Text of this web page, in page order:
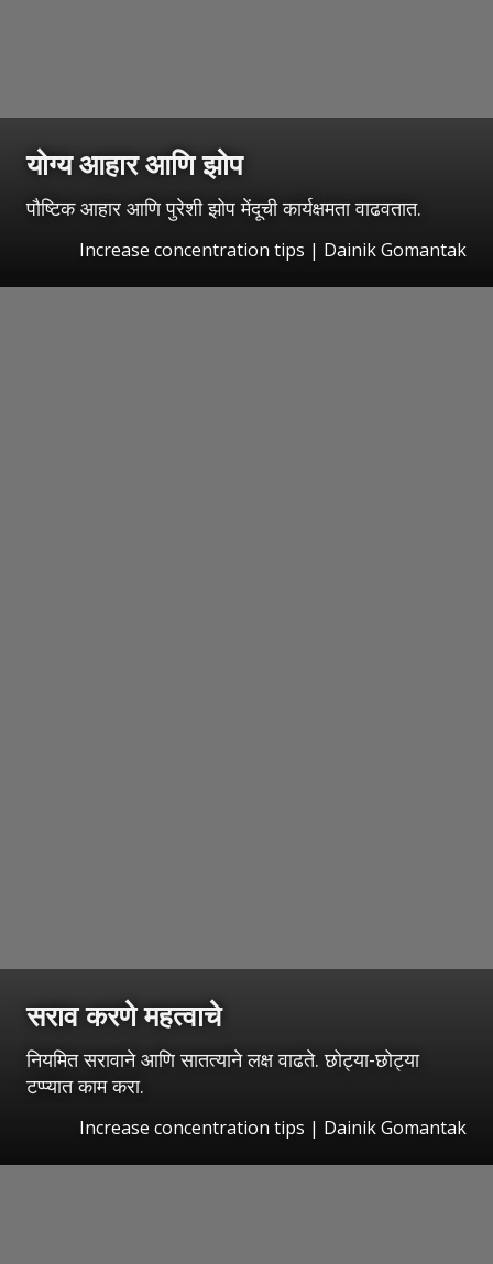
योग्य आहार आणि झोप
पौष्टिक आहार आणि पुरेशी झोप मेंदूची कार्यक्षमता वाढवतात.
Increase concentration tips | Dainik Gomantak
सराव करणे महत्वाचे
नियमित सरावाने आणि सातत्याने लक्ष वाढते. छोट्या-छोट्या
टप्प्यात काम करा.
Increase concentration tips | Dainik Gomantak